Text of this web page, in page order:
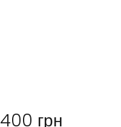
400 грн